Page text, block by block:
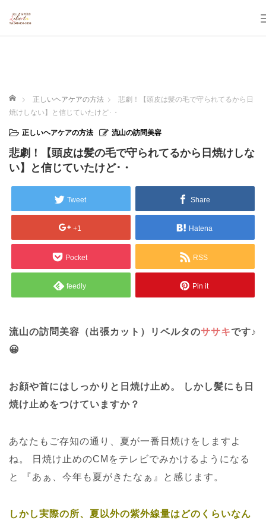
ホーム 正しいヘアケアの方法
悲劇！【頭皮は髪の毛で守られてるから日
焼けしない】と信じていたけど･・
正しいヘアケアの方法 流山の訪問美容
悲劇！【頭皮は髪の毛で守られてるから日焼けしな
い】と信じていたけど･・
Tweet Share
+1 Hatena
Pocket RSS
feedly Pin it
流山の訪問美容（出張カット）リベルタのササキです♪
😀
お顔や首にはしっかりと日焼け止め。
しかし髪にも日
焼け止めをつけていますか？
あなたもご存知の通り、夏が一番日焼けをしますよ
ね。
日焼け止めのCMをテレビでみかけるようになる
と
『あぁ、今年も夏がきたなぁ』と感じます。
しかし実際の所、夏以外の紫外線量はどのくらいなん